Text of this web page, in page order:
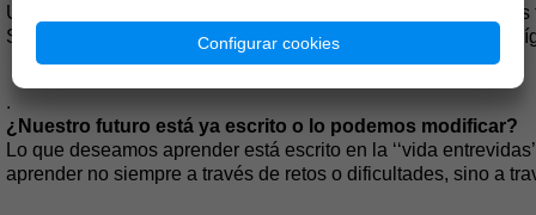
Un terapeuta es magnífico como guía de viaje, pero tú
Siempre digo ‘‘Primero poneos vuestra propia máscara de
.
¿Nuestro futuro está ya escrito o lo podemos modificar?
Lo que deseamos aprender está escrito en la ‘‘vida
aprender no siempre a través de retos o dificultades, sino a
Configurar cookies